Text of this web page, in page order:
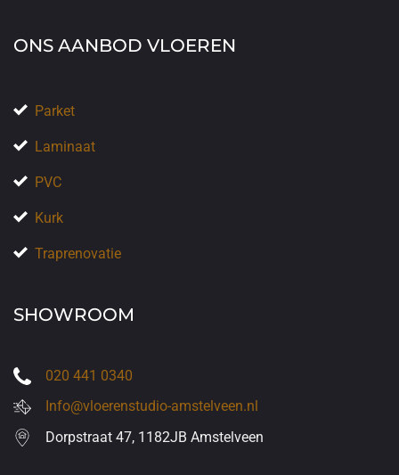
ONS AANBOD VLOEREN
Parket
Laminaat
PVC
Kurk
Traprenovatie
SHOWROOM
020 441 0340
Info@vloerenstudio-amstelveen.nl
Dorpstraat 47, 1182JB Amstelveen